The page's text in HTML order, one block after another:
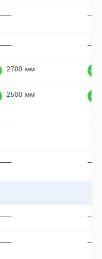
2700 мм
2500 мм